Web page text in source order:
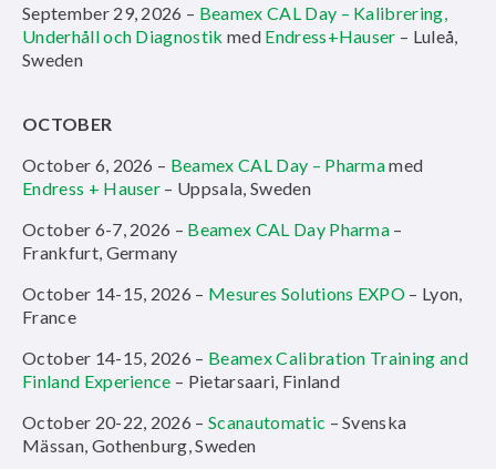
September 29, 2026 – Beamex CAL Day – Kalibrering,
Underhåll och Diagnostik med Endress+Hauser – Luleå,
Sweden
OCTOBER
October 6, 2026 – Beamex CAL Day – Pharmamed
Endress + Hauser – Uppsala, Sweden
October 6-7, 2026 – Beamex CAL Day Pharma –
Frankfurt, Germany
October 14-15, 2026 – Mesures Solutions EXPO – Lyon,
France
October 14-15, 2026 – Beamex Calibration Training and
Finland Experience – Pietarsaari, Finland
October 20-22, 2026 –Scanautomatic – Svenska
Mässan, Gothenburg, Sweden